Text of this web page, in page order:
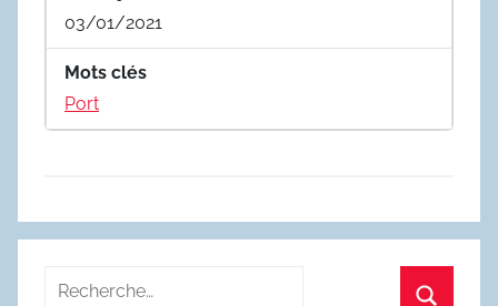
03/01/2021
Mots clés
Port
Recherche